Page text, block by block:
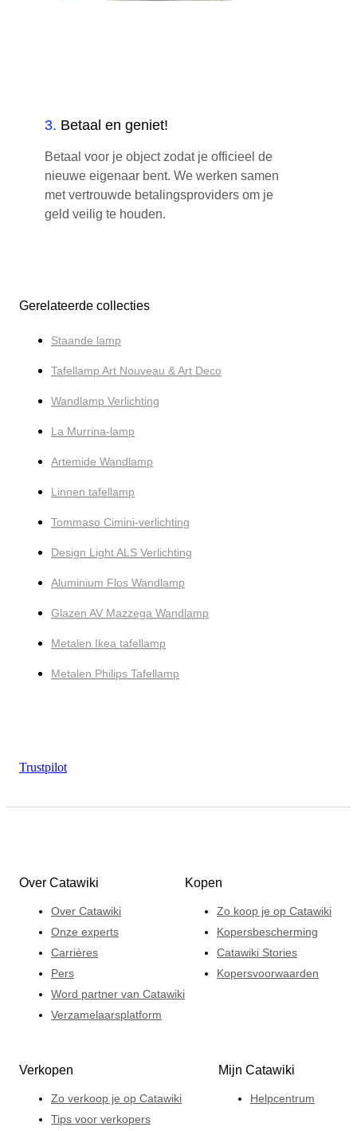
3. Betaal en geniet!
Betaal voor je object zodat je officieel de
nieuwe eigenaar bent. We werken samen
met vertrouwde betalingsproviders om je
geld veilig te houden.
Gerelateerde collecties
Staande lamp
Tafellamp Art Nouveau & Art Deco
Wandlamp Verlichting
La Murrina-lamp
Artemide Wandlamp
Linnen tafellamp
Tommaso Cimini-verlichting
Design Light ALS Verlichting
Aluminium Flos Wandlamp
Glazen AV Mazzega Wandlamp
Metalen Ikea tafellamp
Metalen Philips Tafellamp
Trustpilot
Over Catawiki
Over Catawiki
Onze experts
Carrières
Pers
Word partner van Catawiki
Verzamelaarsplatform
Kopen
Zo koop je op Catawiki
Kopersbescherming
Catawiki Stories
Kopersvoorwaarden
Verkopen
Zo verkoop je op Catawiki
Tips voor verkopers
Mijn Catawiki
Helpcentrum